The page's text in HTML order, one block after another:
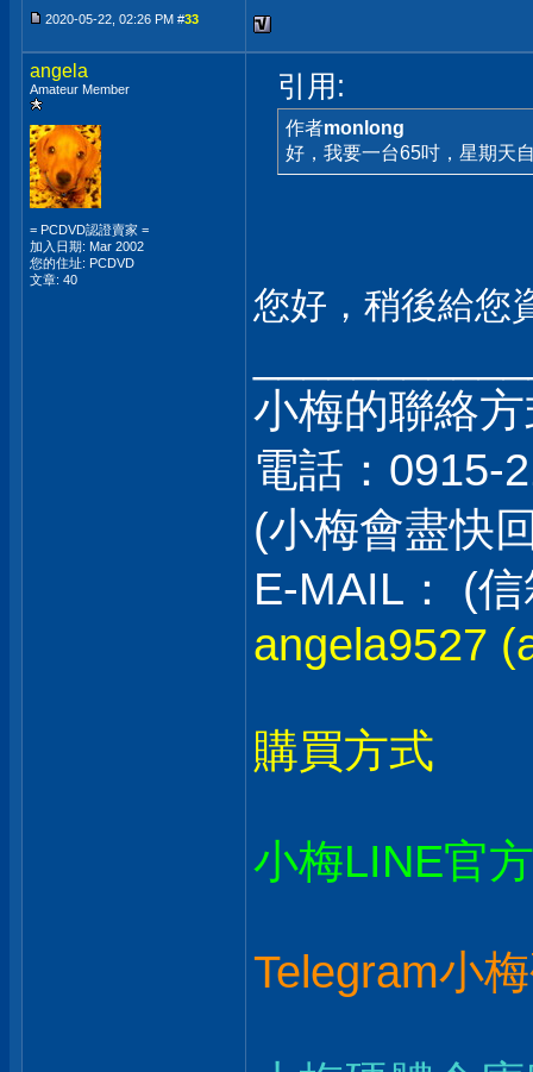
2020-05-22, 02:26 PM #33
angela
Amateur Member
= PCDVD認證賣家 =
加入日期: Mar 2002
您的住址: PCDVD
文章: 40
引用:
作者monlong
好，我要一台65吋，星期天
您好，稍後給您
小梅的聯絡
電話：0915-
(小梅會盡快
E-MAIL： (
angela9527
購買方式
小梅LINE官
Telegram小